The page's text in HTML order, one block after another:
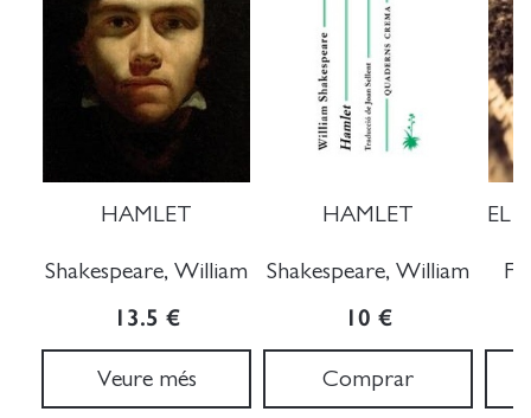
HAMLET
Shakespeare, William
13.5 €
Veure més
HAMLET
Shakespeare, William
10 €
Comprar
EL